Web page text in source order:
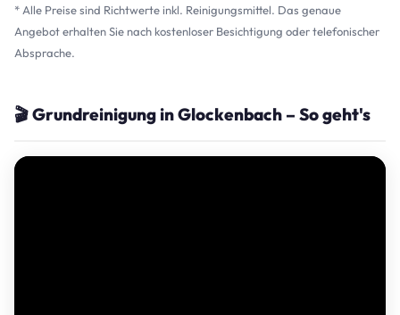
* Alle Preise sind Richtwerte inkl. Reinigungsmittel. Das genaue
Angebot erhalten Sie nach kostenloser Besichtigung oder telefonischer
Absprache.
🎬 Grundreinigung in Glockenbach – So geht's